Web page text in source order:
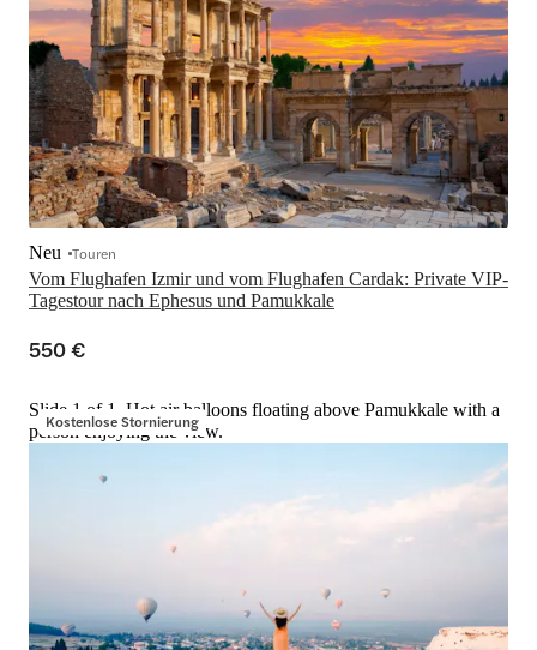
Vom Flughafen Izmir und vom Flughafen Cardak: Private VIP-
Tagestour nach Ephesus und Pamukkale
Neu Touren
550 €
Kostenlose Stornierung
Slide 1 of 1, Hot air balloons floating above Pamukkale with a
person enjoying the view.